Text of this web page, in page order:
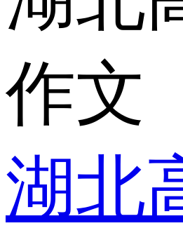
作文
湖北